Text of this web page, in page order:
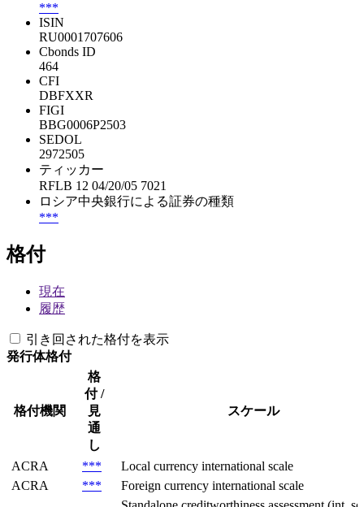
***
ISIN
RU0001707606
Cbonds ID
464
CFI
DBFXXR
FIGI
BBG0006P2503
SEDOL
2972505
ティッカー
RFLB 12 04/20/05 7021
ロシア中央銀行による証券の種類
***
格付
現在
履歴
引き回された格付を表示
発行体格付
格付機関
格
付 /
見
通
し
スケール
ACRA ***
Local currency international scale
ACRA
***
Foreign currency international scale